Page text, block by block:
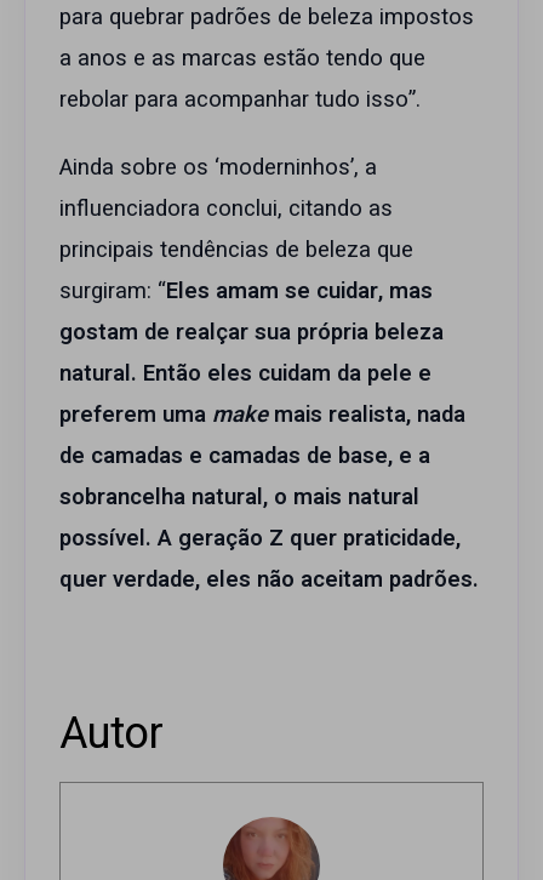
para quebrar padrões de beleza impostos
a anos e as marcas estão tendo que
rebolar para acompanhar tudo isso”.
Ainda sobre os ‘moderninhos’, a
influenciadora conclui, citando as
principais tendências de beleza que
surgiram: “Eles amam se cuidar, mas
gostam de realçar sua própria beleza
natural. Então eles cuidam da pele e
preferem uma makemais realista, nada
de camadas e camadas de base, e a
sobrancelha natural, o mais natural
possível. A geração Z quer praticidade,
quer verdade, eles não aceitam padrões.
Autor